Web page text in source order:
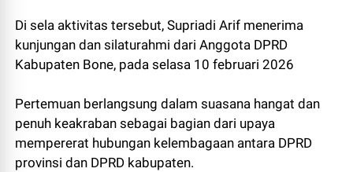
Di sela aktivitas tersebut, Supriadi Arif menerima
kunjungan dan silaturahmi dari Anggota DPRD
Kabupaten Bone, pada selasa 10 februari 2026
Pertemuan berlangsung dalam suasana hangat dan
penuh keakraban sebagai bagian dari upaya
mempererat hubungan kelembagaan antara DPRD
provinsi dan DPRD kabupaten.